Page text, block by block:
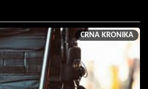
CRNA KRONIKA